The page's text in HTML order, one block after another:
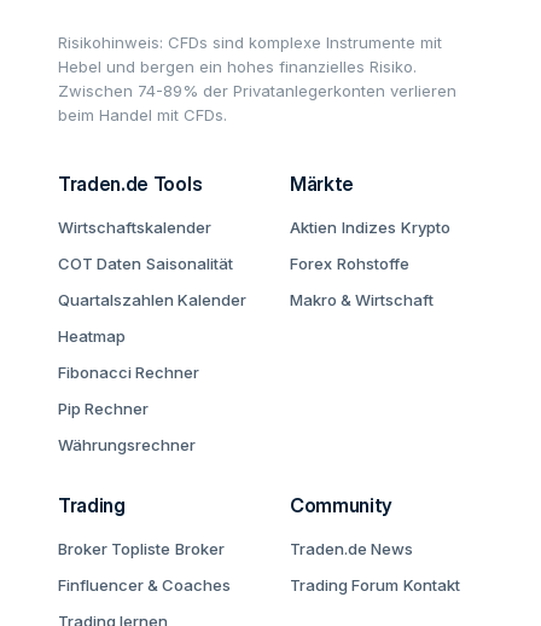
Risikohinweis: CFDs sind komplexe Instrumente mit
Hebel und bergen ein hohes finanzielles Risiko.
Zwischen 74-89% der Privatanlegerkonten verlieren
beim Handel mit CFDs.
Traden.de Tools
Wirtschaftskalender
COT Daten Saisonalität
Quartalszahlen Kalender
Heatmap
Fibonacci Rechner
Pip Rechner
Währungsrechner
Märkte
Aktien Indizes Krypto
Forex Rohstoffe
Makro & Wirtschaft
Trading
Broker Topliste Broker
Finfluencer & Coaches
Trading lernen
Community
Traden.de News
Trading Forum Kontakt